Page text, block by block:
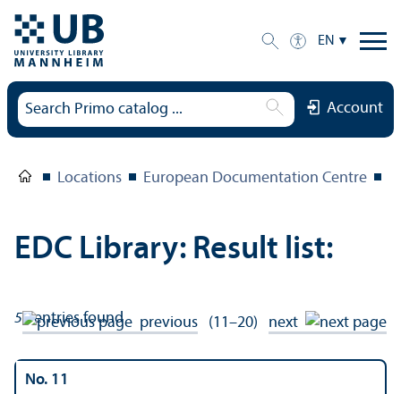
EN
Account
Locations European Documentation Centre
EDC Library: Result list:
53entries found previous (11–20) next
No. 11